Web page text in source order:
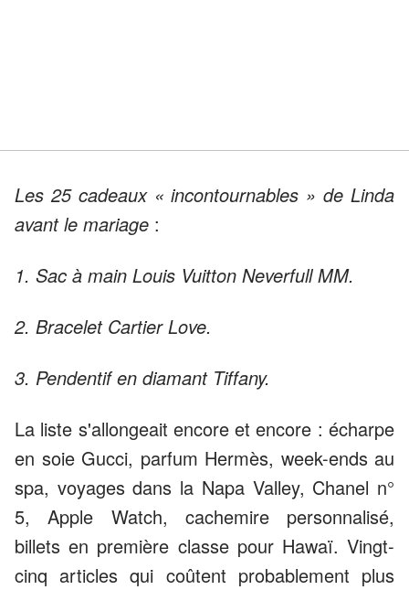
Les 25 cadeaux « incontournables » de Linda
avant le mariage :
1. Sac à main Louis Vuitton Neverfull MM.
2. Bracelet Cartier Love.
3. Pendentif en diamant Tiffany.
La liste s'allongeait encore et encore : écharpe
en soie Gucci, parfum Hermès, week-ends au
spa, voyages dans la Napa Valley, Chanel n°
5, Apple Watch, cachemire personnalisé,
billets en première classe pour Hawaï. Vingt-
cinq articles qui coûtent probablement plus